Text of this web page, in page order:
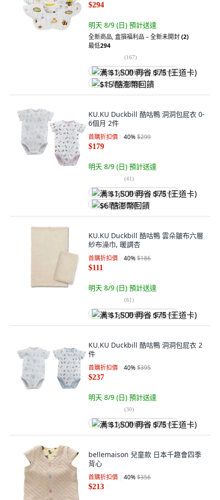
$294
明天 8/9 (日) 預計送達
全新商品,盒損福利品 – 全新未開封(2)
最低294
(167)
满 $1,500 再省 $75 (王道卡)
$15 酷澎幣回饋
KU.KU Duckbill 酷咕鴨 洞洞包屁衣 0-
6個月 2件
首購折扣價 40%$299
$179
明天 8/9 (日) 預計送達
(41)
满 $1,500 再省 $75 (王道卡)
$6 酷澎幣回饋
KU.KU Duckbill 酷咕鴨 雲朵皺布六層
紗布澡巾, 暖調杏
首購折扣價 40%$186
$111
明天 8/9 (日) 預計送達
(61)
满 $1,500 再省 $75 (王道卡)
KU.KU Duckbill 酷咕鴨 洞洞包屁衣 2
件
首購折扣價 40%$395
$237
明天 8/9 (日) 預計送達
(30)
满 $1,500 再省 $75 (王道卡)
bellemaison 兒童款 日本千趣會四季
背心
首購折扣價 40%$356
$213